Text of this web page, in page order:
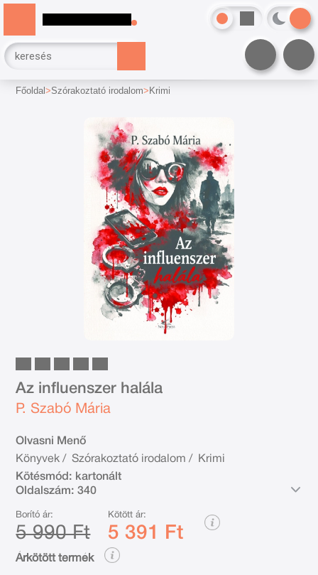
Főoldal Szórakoztató irodalom Krimi
Az influenszer halála
P. Szabó Mária
Olvasni Menő
Könyvek / Szórakoztató irodalom /
Krimi
Kötésmód: kartonált
Oldalszám: 340
Borító ár:
5 990 Ft
Kötött ár:
5 391 Ft
Árkötött termék